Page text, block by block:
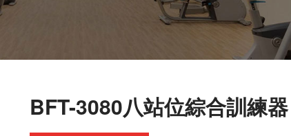
BFT-3080八站位綜合訓練器